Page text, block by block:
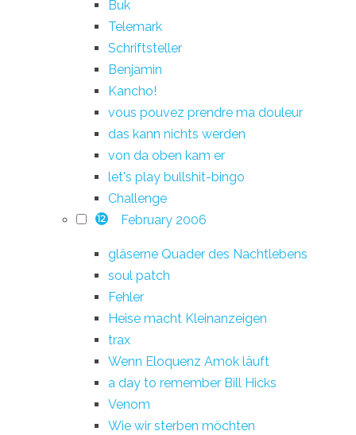
Buk
Telemark
Schriftsteller
Benjamin
Kancho!
vous pouvez prendre ma douleur
das kann nichts werden
von da oben kam er
let's play bullshit-bingo
Challenge
12 February 2006
gläserne Quader des Nachtlebens
soul patch
Fehler
Heise macht Kleinanzeigen
trax
Wenn Eloquenz Amok läuft
a day to remember Bill Hicks
Venom
Wie wir sterben möchten